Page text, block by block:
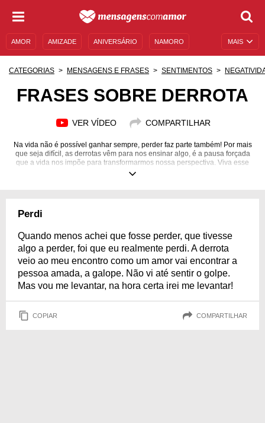
MAIS
AMOR AMIZADE ANIVERSÁRIO NAMORO
CATEGORIAS MENSAGENS E FRASES SENTIMENTOS
FRASES SOBRE DERROTA
VER VÍDEO COMPARTILHAR
Na vida não é possível ganhar sempre, perder faz parte também! Por mais
que seja difícil, as derrotas vêm para nos ensinar algo, é a pausa forçada
que a vida nos impõe para transformarmos nossa perspectiva. Viva esse
momento e tire algo bom dos momentos ruins.
Perdi
Quando menos achei que fosse perder, que tivesse
algo a perder, foi que eu realmente perdi. A derrota
veio ao meu encontro como um amor vai encontrar a
pessoa amada, a galope. Não vi até sentir o golpe.
Mas vou me levantar, na hora certa irei me levantar!
COPIAR COMPARTILHAR